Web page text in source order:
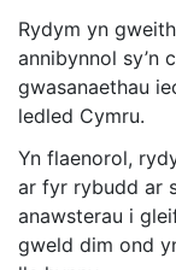
Rydym yn
annibynnol sy’n
gwasanaethau
ledled Cymru.
Yn flaenorol,
ar fyr rybudd ar
anawsterau i
gweld dim ond